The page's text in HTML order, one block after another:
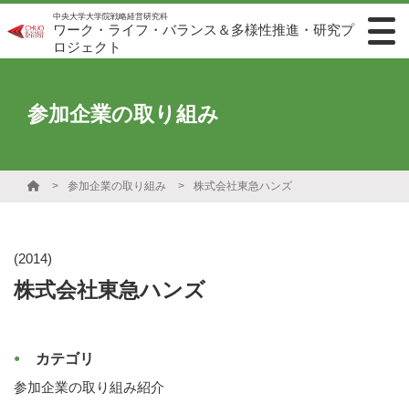
中央大学大学院戦略経営研究科
ワーク・ライフ・バランス＆多様性推進・研究プ
ロジェクト
参加企業の取り組み
参加企業の取り組み 株式会社東急ハンズ
(2014)
株式会社東急ハンズ
カテゴリ
参加企業の取り組み紹介